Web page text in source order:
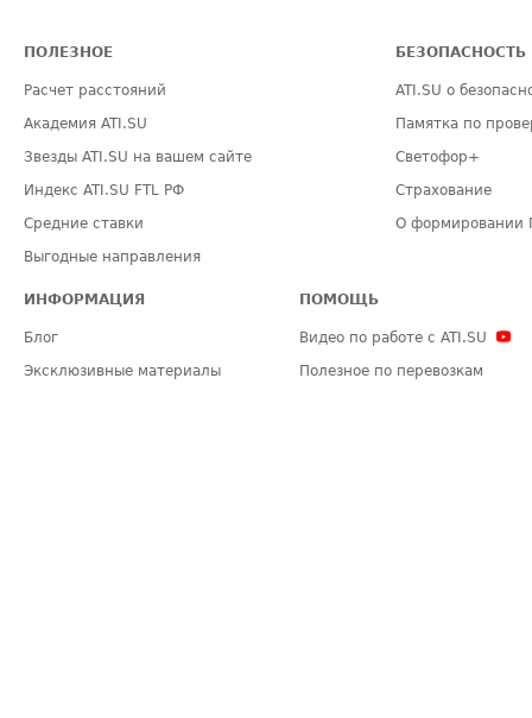
ПОЛЕЗНОЕ
Расчет расстояний
Академия ATI.SU
Звезды ATI.SU на вашем сайте
Индекс ATI.SU FTL РФ
Средние ставки
Выгодные направления
БЕЗОПАСНОСТЬ
ATI.SU о
Памятка по
Светофор+
Страхование
О формировании
ИНФОРМАЦИЯ
Блог
Эксклюзивные материалы
ПОМОЩЬ
Видео по работе с ATI.SU
Полезное по перевозкам